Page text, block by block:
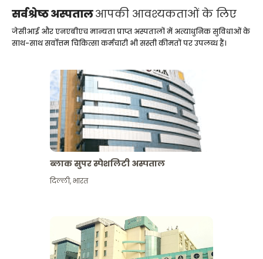
सर्वश्रेष्ठ अस्पतालआपकी आवश्यकताओं के लिए
जेसीआई और एनएबीएच मान्यता प्राप्त अस्पतालों में अत्याधुनिक सुविधाओं के
साथ-साथ सर्वोत्तम चिकित्सा कर्मचारी भी सस्ती कीमतों पर उपलब्ध हैं।
ब्लाक सुपर स्पेशलिटी अस्पताल
दिल्ली,भारत